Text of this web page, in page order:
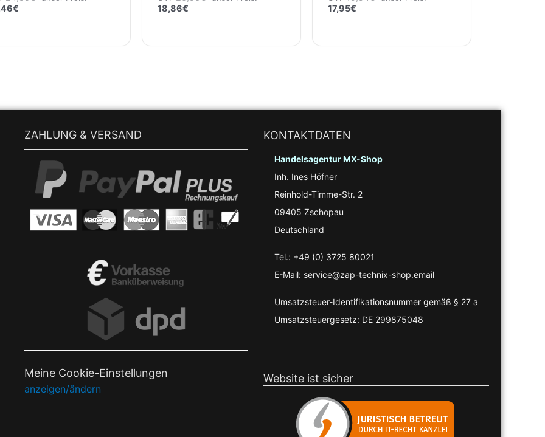
€ 18,86€ 17,95€
ZAHLUNG & VERSAND
Meine Cookie-Einstellungen
anzeigen/ändern
KONTAKTDATEN
Handelsagentur MX-Shop
Inh. Ines Höfner
Reinhold-Timme-Str. 2
09405 Zschopau
Deutschland
Tel.: +49 (0) 3725 80021
E-Mail: service@zap-technix-shop.email
Umsatzsteuer-Identifikationsnummer gemäß § 27 a
Umsatzsteuergesetz: DE 299875048
Website ist sicher